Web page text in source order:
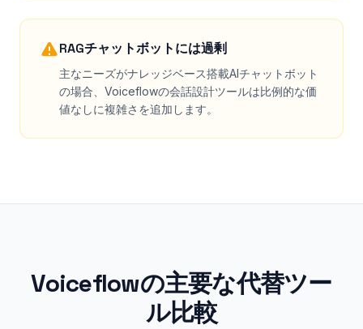
RAGチャットボットには過剰
主なニーズがナレッジベース搭載AIチャットボット
の場合、Voiceflowの会話設計ツールは比例的な価
値なしに複雑さを追加します。
Voiceflowの主要な代替ツー
ル比較